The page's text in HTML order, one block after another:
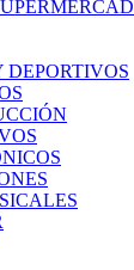
DEPORTIVOS